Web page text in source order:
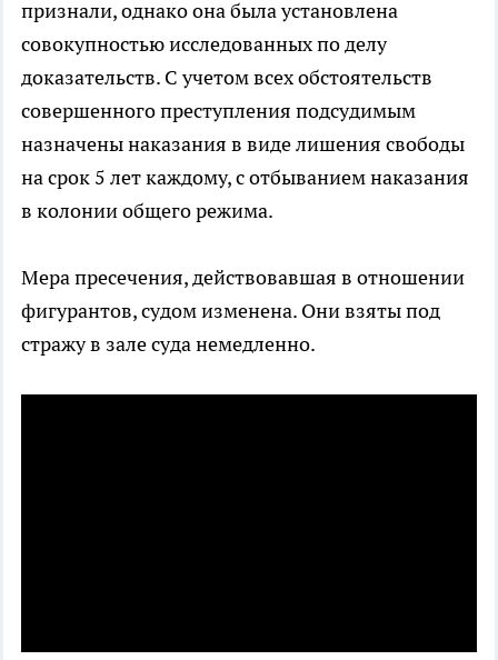
признали, однако она была установлена
совокупностью исследованных по делу
доказательств. С учетом всех обстоятельств
совершенного преступления подсудимым
назначены наказания в виде лишения свободы
на срок 5 лет каждому, с отбыванием наказания
в колонии общего режима.
Мера пресечения, действовавшая в отношении
фигурантов, судом изменена. Они взяты под
стражу в зале суда немедленно.